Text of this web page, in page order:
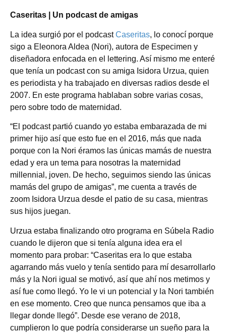
Caseritas | Un podcast de amigas
La idea surgió por el podcastCaseritas, lo conocí porque
sigo a Eleonora Aldea (Nori), autora de Especimen y
diseñadora enfocada en el lettering. Así mismo me enteré
que tenía un podcast con su amiga Isidora Urzua, quien
es periodista y ha trabajado en diversas radios desde el
2007. En este programa hablaban sobre varias cosas,
pero sobre todo de maternidad.
“El podcast partió cuando yo estaba embarazada de mi
primer hijo así que esto fue en el 2016, más que nada
porque con la Nori éramos las únicas mamás de nuestra
edad y era un tema para nosotras la maternidad
millennial, joven. De hecho, seguimos siendo las únicas
mamás del grupo de amigas”, me cuenta a través de
zoom Isidora Urzua desde el patio de su casa, mientras
sus hijos juegan.
Urzua estaba finalizando otro programa en Súbela Radio
cuando le dijeron que si tenía alguna idea era el
momento para probar: “Caseritas era lo que estaba
agarrando más vuelo y tenía sentido para mí desarrollarlo
más y la Nori igual se motivó, así que ahí nos metimos y
así fue como llegó. Yo le vi un potencial y la Nori también
en ese momento. Creo que nunca pensamos que iba a
llegar donde llegó”. Desde ese verano de 2018,
cumplieron lo que podría considerarse un sueño para la